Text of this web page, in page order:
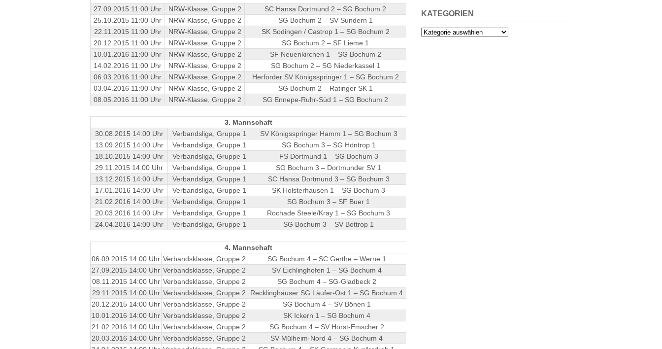
27.09.2015 11:00 Uhr
NRW-Klasse, Gruppe 2
SC Hansa Dortmund 2 – SG Bochum 2
25.10.2015 11:00 Uhr
NRW-Klasse, Gruppe 2
SG Bochum 2 – SV Sundern 1
22.11.2015 11:00 Uhr
NRW-Klasse, Gruppe 2
SK Sodingen / Castrop 1 – SG Bochum 2
20.12.2015 11:00 Uhr
NRW-Klasse, Gruppe 2
SG Bochum 2 – SF Lieme 1
10.01.2016 11:00 Uhr
NRW-Klasse, Gruppe 2
SF Neuenkirchen 1 – SG Bochum 2
14.02.2016 11:00 Uhr
NRW-Klasse, Gruppe 2
SG Bochum 2 – SG Niederkassel 1
06.03.2016 11:00 Uhr
NRW-Klasse, Gruppe 2
Herforder SV Königsspringer 1 – SG Bochum 2
03.04.2016 11:00 Uhr
NRW-Klasse, Gruppe 2
SG Bochum 2 – Ratinger SK 1
08.05.2016 11:00 Uhr
NRW-Klasse, Gruppe 2 SG Ennepe-Ruhr-Süd 1 – SG Bochum 2
3. Mannschaft
30.08.2015 14:00 Uhr
Verbandsliga, Gruppe 1
SV Königsspringer Hamm 1 – SG Bochum 3
13.09.2015 14:00 Uhr
Verbandsliga, Gruppe 1
SG Bochum 3 – SG Höntrop 1
18.10.2015 14:00 Uhr
Verbandsliga, Gruppe 1
FS Dortmund 1 – SG Bochum 3
29.11.2015 14:00 Uhr
Verbandsliga, Gruppe 1
SG Bochum 3 – Dortmunder SV 1
13.12.2015 14:00 Uhr
Verbandsliga, Gruppe 1
SC Hansa Dortmund 3 – SG Bochum 3
17.01.2016 14:00 Uhr
Verbandsliga, Gruppe 1
SK Holsterhausen 1 – SG Bochum 3
21.02.2016 14:00 Uhr
Verbandsliga, Gruppe 1
SG Bochum 3 – SF Buer 1
20.03.2016 14:00 Uhr
Verbandsliga, Gruppe 1
Rochade Steele/Kray 1 – SG Bochum 3
24.04.2016 14:00 Uhr
Verbandsliga, Gruppe 1 SG Bochum 3 – SV Bottrop 1
4. Mannschaft
06.09.2015 14:00 Uhr Verbandsklasse, Gruppe 2
SG Bochum 4 – SC Gerthe – Werne 1
27.09.2015 14:00 Uhr Verbandsklasse, Gruppe 2
SV Eichlinghofen 1 – SG Bochum 4
08.11.2015 14:00 Uhr Verbandsklasse, Gruppe 2
SG Bochum 4 – SG-Gladbeck 2
29.11.2015 14:00 Uhr Verbandsklasse, Gruppe 2
Recklinghäuser SG Läufer-Ost 1 – SG Bochum 4
20.12.2015 14:00 Uhr Verbandsklasse, Gruppe 2
SG Bochum 4 – SV Bönen 1
10.01.2016 14:00 Uhr Verbandsklasse, Gruppe 2
SK Ickern 1 – SG Bochum 4
21.02.2016 14:00 Uhr Verbandsklasse, Gruppe 2
SG Bochum 4 – SV Horst-Emscher 2
20.03.2016 14:00 Uhr Verbandsklasse, Gruppe 2
SV Mülheim-Nord 4 – SG Bochum 4
KATEGORIEN
Kategorien